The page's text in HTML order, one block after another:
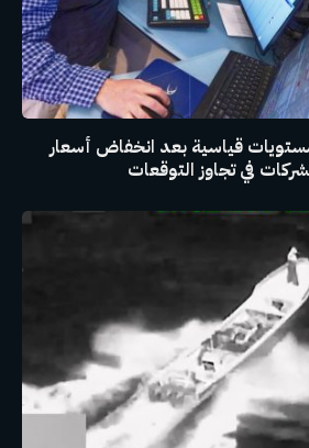
قياسية بعد انخفاض أسعار
في تجاوز التوقعات